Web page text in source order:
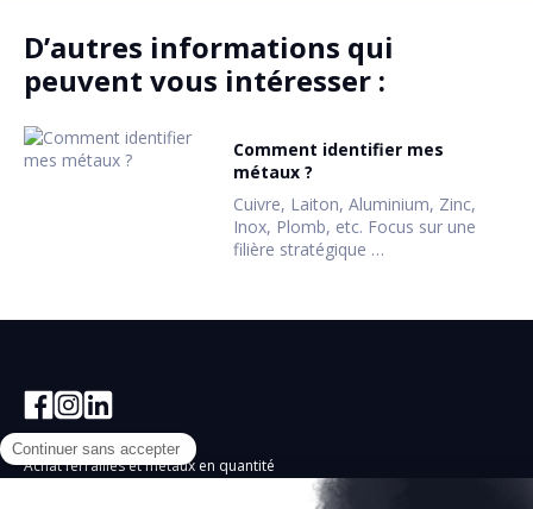
D’autres informations qui
peuvent vous intéresser :
Comment identifier mes
métaux ?
Cuivre, Laiton, Aluminium, Zinc,
Inox, Plomb, etc. Focus sur une
filière stratégique …
Achat ferrailles et métaux en quantité